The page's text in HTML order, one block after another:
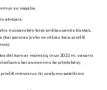
su negalia.
atvejais:
nuosavybės teise priklausantis būstas,
(kai gaisras įvyko ne vėliau kaip prieš 6
dėl karo ar represijų (nuo 2022 m. vasario
bei asmenims be pilietybės);
6 mėnesius iki prašymo pateikimo